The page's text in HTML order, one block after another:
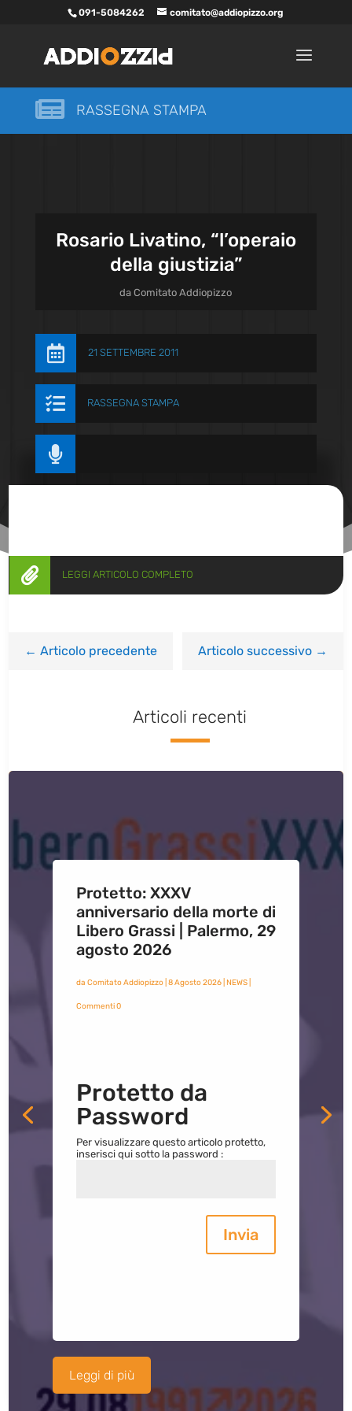
091-5084262 comitato@addiopizzo.org
 RASSEGNA STAMPA
Rosario Livatino, “l’operaio
della giustizia”
daComitato Addiopizzo
 21 SETTEMBRE 2011
 RASSEGNA STAMPA

 LEGGI ARTICOLO COMPLETO
←Articolo precedente Articolo successivo→
Articoli recenti
Protetto: XXXV
anniversario della morte di
Libero Grassi | Palermo, 29
agosto 2026
da Comitato Addiopizzo| 8 Agosto 2026| NEWS|
Commenti 0
Protetto da
Password
Per visualizzare questo articolo protetto,
inserisci qui sotto la password :
Invia
Leggi di più